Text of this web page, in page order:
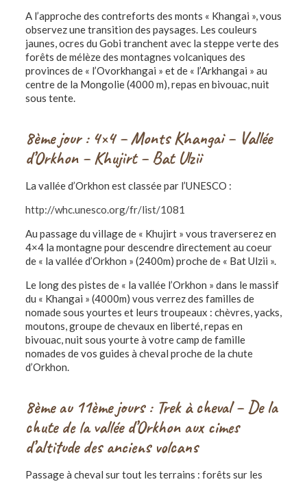
A l’approche des contreforts des monts « Khangai », vous
observez une transition des paysages. Les couleurs
jaunes, ocres du Gobi tranchent avec la steppe verte des
forêts de mélèze des montagnes volcaniques des
provinces de « l’Ovorkhangai » et de « l’Arkhangai » au
centre de la Mongolie (4000 m), repas en bivouac, nuit
sous tente.
8ème jour : 4×4 – Monts Khangai – Vallée
d’Orkhon – Khujirt – Bat Ulzii
La vallée d’Orkhon est classée par l’UNESCO :
http://whc.unesco.org/fr/list/1081
Au passage du village de « Khujirt » vous traverserez en
4×4 la montagne pour descendre directement au coeur
de « la vallée d’Orkhon » (2400m) proche de « Bat Ulzii ».
Le long des pistes de « la vallée l’Orkhon » dans le massif
du « Khangai » (4000m) vous verrez des familles de
nomade sous yourtes et leurs troupeaux : chèvres, yacks,
moutons, groupe de chevaux en liberté, repas en
bivouac, nuit sous yourte à votre camp de famille
nomades de vos guides à cheval proche de la chute
d’Orkhon.
8ème au 11ème jours : Trek à cheval – De la
chute de la vallée d’Orkhon aux cimes
d’altitude des anciens volcans
Passage à cheval sur tout les terrains : forêts sur les